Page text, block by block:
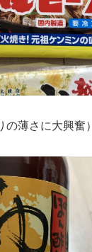
の薄さに大興奮）